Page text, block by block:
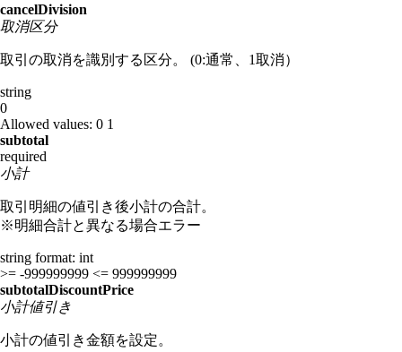
cancelDivision
取消区分
取引の取消を識別する区分。 (0:通常、1取消）
string
0
Allowed values: 0 1
subtotal
required
小計
取引明細の値引き後小計の合計。
※明細合計と異なる場合エラー
string format: int
>= -999999999 <= 999999999
subtotalDiscountPrice
小計値引き
小計の値引き金額を設定。